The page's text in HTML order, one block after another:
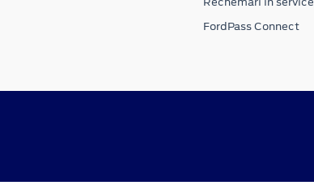
FordPass Connect